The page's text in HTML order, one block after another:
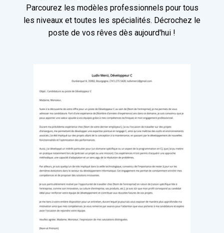
Parcourez les modèles professionnels pour tous
les niveaux et toutes les spécialités. Décrochez le
poste de vos rêves dès aujourd'hui !